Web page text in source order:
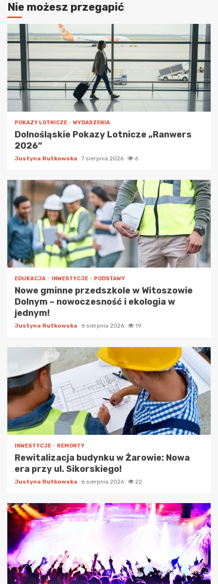
Nie możesz przegapić
POKAZY LOTNICZE WYDARZENIA
Dolnośląskie Pokazy Lotnicze „Ranwers
2026”
Justyna Rutkowska 7 sierpnia 2026 6
EDUKACJA INWESTYCJE PODSTAWY
Nowe gminne przedszkole w Witoszowie
Dolnym – nowoczesność i ekologia w
jednym!
Justyna Rutkowska 6 sierpnia 2026 19
INWESTYCJE REMONTY
Rewitalizacja budynku w Żarowie: Nowa
era przy ul. Sikorskiego!
Justyna Rutkowska 6 sierpnia 2026 22